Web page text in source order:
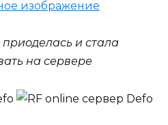
и стала
на сервере